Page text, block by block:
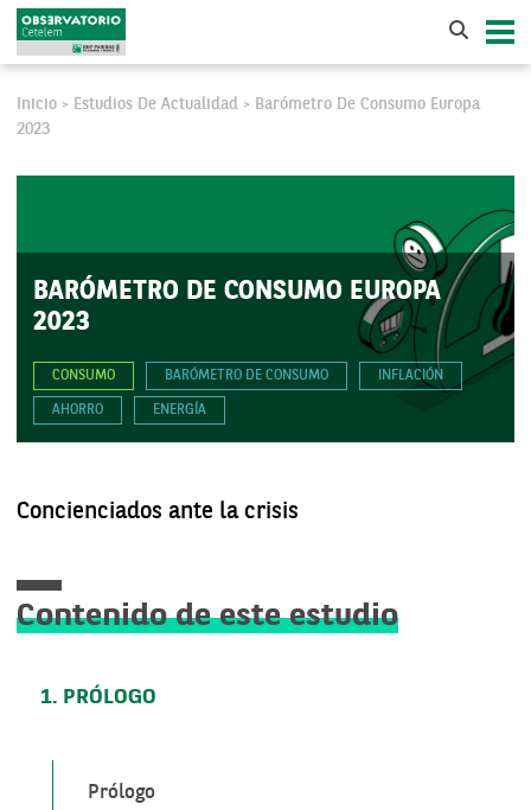
Inicio > Estudios De Actualidad >
Barómetro De Consumo Europa
2023
BARÓMETRO DE CONSUMO EUROPA
2023
CONSUMO BARÓMETRO DE CONSUMO INFLACIÓN
AHORRO ENERGÍA
Concienciados ante la crisis
Contenido de este estudio
1. PRÓLOGO
Prólogo